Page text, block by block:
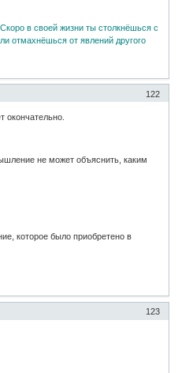
в своей жизни ты столкнёшься с
отмахнёшься от явлений другого
122
окончательно.
не может объяснить, каким
которое было приобретено в
123